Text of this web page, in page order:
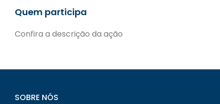
Quem participa
Confira a descrição da ação
SOBRE NÓS